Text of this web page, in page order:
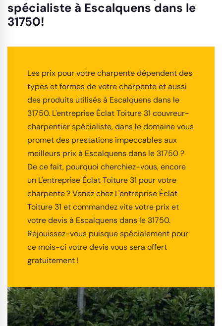
spécialiste à Escalquens dans le
31750!
Les prix pour votre charpente dépendent des
types et formes de votre charpente et aussi
des produits utilisés à Escalquens dans le
31750. L'entreprise Éclat Toiture 31 couvreur-
charpentier spécialiste, dans le domaine vous
promet des prestations impeccables aux
meilleurs prix à Escalquens dans le 31750 ?
De ce fait, pourquoi cherchiez-vous, encore
un L'entreprise Éclat Toiture 31 pour votre
charpente ? Venez chez L'entreprise Éclat
Toiture 31 et commandez vite votre prix et
votre devis à Escalquens dans le 31750.
Réjouissez-vous puisque spécialement pour
ce mois-ci votre devis vous sera offert
gratuitement !